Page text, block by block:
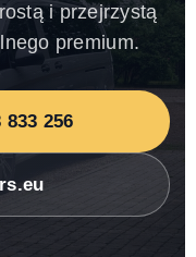
i przejrzystą
premium.
256